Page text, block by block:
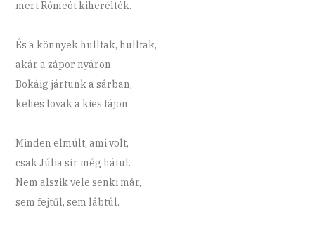
mert Rómeót kiherélték.
És a könnyek hulltak, hulltak,
akár a zápor nyáron.
Bokáig jártunk a sárban,
kehes lovak a kies tájon.
Minden elmúlt, ami volt,
csak Júlia sír még hátul.
Nem alszik vele senki már,
sem fejtűl, sem lábtúl.